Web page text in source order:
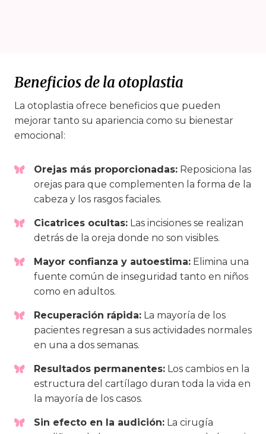
Beneficios de la otoplastia
La otoplastia ofrece beneficios que pueden
mejorar tanto su apariencia como su bienestar
emocional:
Orejas más proporcionadas: Reposiciona las
orejas para que complementen la forma de la
cabeza y los rasgos faciales.
Cicatrices ocultas: Las incisiones se realizan
detrás de la oreja donde no son visibles.
Mayor confianza y autoestima: Elimina una
fuente común de inseguridad tanto en niños
como en adultos.
Recuperación rápida: La mayoría de los
pacientes regresan a sus actividades normales
en una a dos semanas.
Resultados permanentes: Los cambios en la
estructura del cartílago duran toda la vida en
la mayoría de los casos.
Sin efecto en la audición: La cirugía